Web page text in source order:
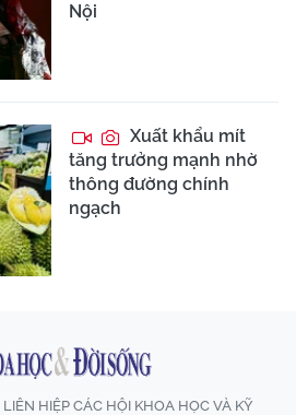
Nội
Xuất khẩu mít
tăng trưởng mạnh nhờ
thông đường chính
ngạch
LIÊN HIỆP CÁC HỘI KHOA HỌC VÀ KỸ